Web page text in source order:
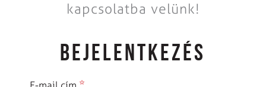
kapcsolatba velünk!
BEJELENTKEZÉS